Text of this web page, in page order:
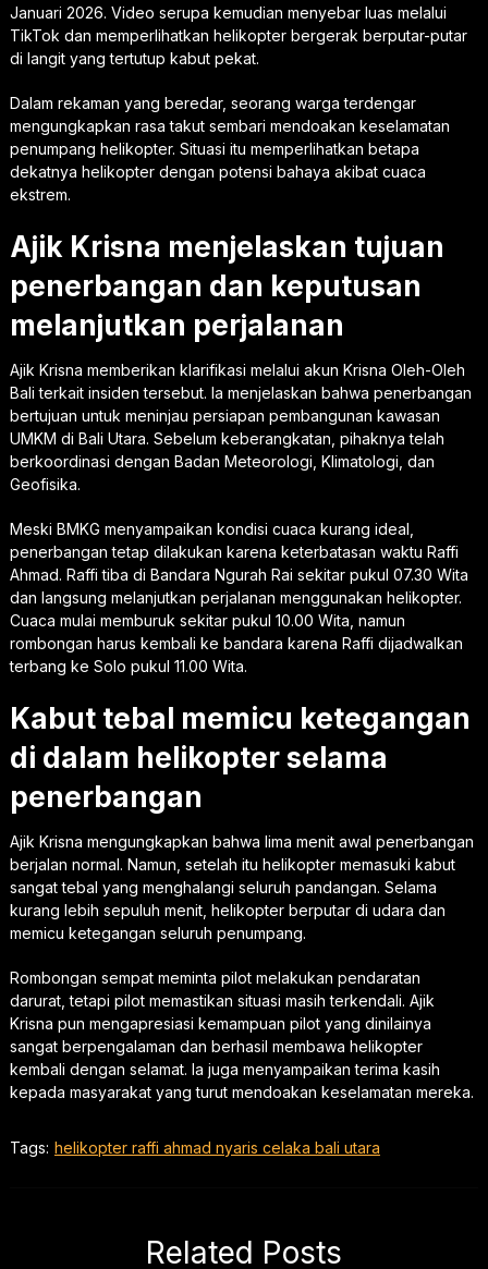
Januari 2026. Video serupa kemudian menyebar luas melalui
TikTok dan memperlihatkan helikopter bergerak berputar-putar
di langit yang tertutup kabut pekat.
Dalam rekaman yang beredar, seorang warga terdengar
mengungkapkan rasa takut sembari mendoakan keselamatan
penumpang helikopter. Situasi itu memperlihatkan betapa
dekatnya helikopter dengan potensi bahaya akibat cuaca
ekstrem.
Ajik Krisna menjelaskan tujuan
penerbangan dan keputusan
melanjutkan perjalanan
Ajik Krisna memberikan klarifikasi melalui akun Krisna Oleh-Oleh
Bali terkait insiden tersebut. Ia menjelaskan bahwa penerbangan
bertujuan untuk meninjau persiapan pembangunan kawasan
UMKM di Bali Utara. Sebelum keberangkatan, pihaknya telah
berkoordinasi dengan Badan Meteorologi, Klimatologi, dan
Geofisika.
Meski BMKG menyampaikan kondisi cuaca kurang ideal,
penerbangan tetap dilakukan karena keterbatasan waktu Raffi
Ahmad. Raffi tiba di Bandara Ngurah Rai sekitar pukul 07.30 Wita
dan langsung melanjutkan perjalanan menggunakan helikopter.
Cuaca mulai memburuk sekitar pukul 10.00 Wita, namun
rombongan harus kembali ke bandara karena Raffi dijadwalkan
terbang ke Solo pukul 11.00 Wita.
Kabut tebal memicu ketegangan
di dalam helikopter selama
penerbangan
Ajik Krisna mengungkapkan bahwa lima menit awal penerbangan
berjalan normal. Namun, setelah itu helikopter memasuki kabut
sangat tebal yang menghalangi seluruh pandangan. Selama
kurang lebih sepuluh menit, helikopter berputar di udara dan
memicu ketegangan seluruh penumpang.
Rombongan sempat meminta pilot melakukan pendaratan
darurat, tetapi pilot memastikan situasi masih terkendali. Ajik
Krisna pun mengapresiasi kemampuan pilot yang dinilainya
sangat berpengalaman dan berhasil membawa helikopter
kembali dengan selamat. Ia juga menyampaikan terima kasih
kepada masyarakat yang turut mendoakan keselamatan mereka.
Tags: helikopter raffi ahmad nyaris celaka bali utara
Related Posts